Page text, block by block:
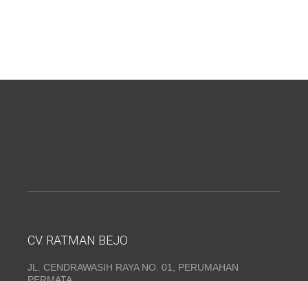
CV. RATMAN BEJO
JL. CENDRAWASIH RAYA NO. 01, PERUMAHAN